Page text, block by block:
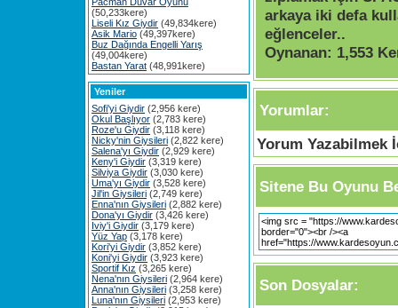
(50,233kere)
Liseli Kız Giydir (49,834kere)
Asik Mario (49,397kere)
Buz Dağında Engelli Yarış
(49,004kere)
Bastan Yarat (48,991kere)
Yeniler
Sofi'yi Giydir (2,956 kere)
Okul Başlıyor (2,783 kere)
Roze'u Giydir (3,118 kere)
Nicky'nin Giysileri (2,822 kere)
Salena'yı Giydir (2,929 kere)
Keny'i Giydir (3,319 kere)
Silviya Giydir (3,030 kere)
Uma'yı Giydir (3,528 kere)
Jil'in Giysileri (2,749 kere)
Enna'nın Giysileri (2,882 kere)
Dona'yı Giydir (3,426 kere)
Iviy'i Giydir (3,179 kere)
Yüz Yap (3,178 kere)
Kori'yi Giydir (3,852 kere)
Koni'yi Giydir (3,923 kere)
Sportif Kız (3,265 kere)
Nena'nın Giysileri (2,964 kere)
Anna'nın Giysileri (3,258 kere)
Luna'nın Giysileri (2,953 kere)
arkaya iki defa
eğlenceler..
Oynanan: 1,553
Yorumlar:
Yorum Yazabilmek
Sitene Bu Oyunu
Son Dosyalar: